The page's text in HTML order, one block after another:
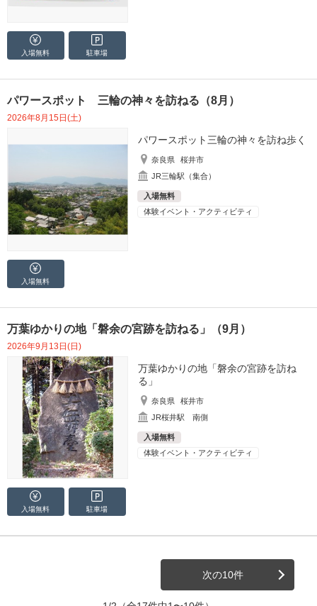
入場無料 駐車場
パワースポット 三輪の神々を訪ねる（8月）
2026年8月15日(土)
パワースポット三輪の神々を訪ね歩く
奈良県
桜井市
JR三輪駅（集合）
入場無料
体験イベント・アクティビティ
入場無料
万葉ゆかりの地「磐余の宮跡を訪ねる」（9月）
2026年9月13日(日)
万葉ゆかりの地「磐余の宮跡を訪ね
る」
奈良県
桜井市
JR桜井駅 南側
入場無料
体験イベント・アクティビティ
入場無料 駐車場
次の10件